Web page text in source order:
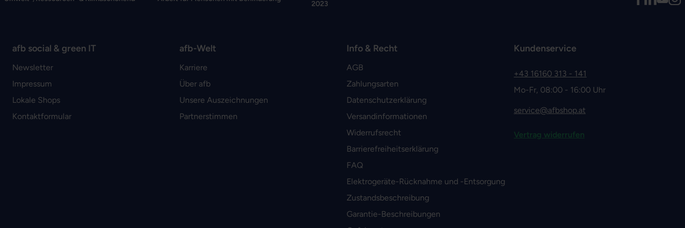
2023
afb social & green IT
Newsletter
Impressum
Lokale Shops
Kontaktformular
afb-Welt
Karriere
Über afb
Unsere Auszeichnungen
Partnerstimmen
Info & Recht
AGB
Zahlungsarten
Datenschutzerklärung
Versandinformationen
Widerrufsrecht
Barrierefreiheitserklärung
FAQ
Elektrogeräte-Rücknahme und -Entsorgung
Zustandsbeschreibung
Garantie-Beschreibungen
Kundenservice
+43 16160 313 - 141
Mo-Fr, 08:00 - 16:00 Uhr
service@afbshop.at
Vertrag widerrufen